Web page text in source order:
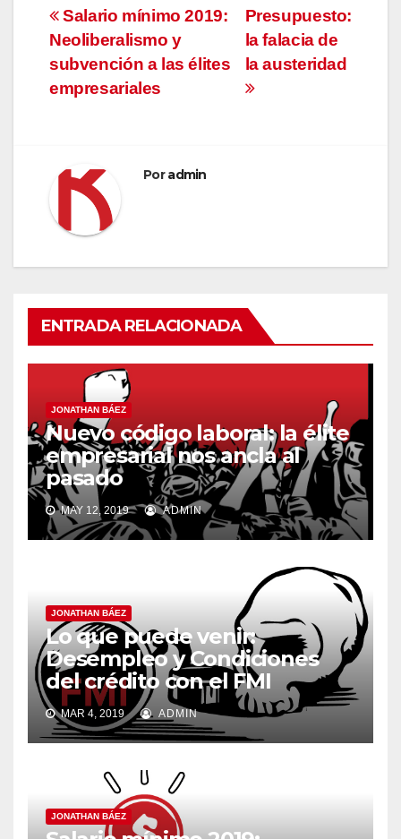
Navegación
de
entradas
Presupuesto:
la falacia de
la austeridad
Salario mínimo 2019:
Neoliberalismo y
subvención a las élites
empresariales
Poradmin
ENTRADA RELACIONADA
JONATHAN BÁEZ
Nuevo código laboral: la élite
empresarial nos ancla al
pasado
MAY 12, 2019 ADMIN
JONATHAN BÁEZ
Lo que puede venir:
Desempleo y Condiciones
del crédito con el FMI
MAR 4, 2019 ADMIN
JONATHAN BÁEZ